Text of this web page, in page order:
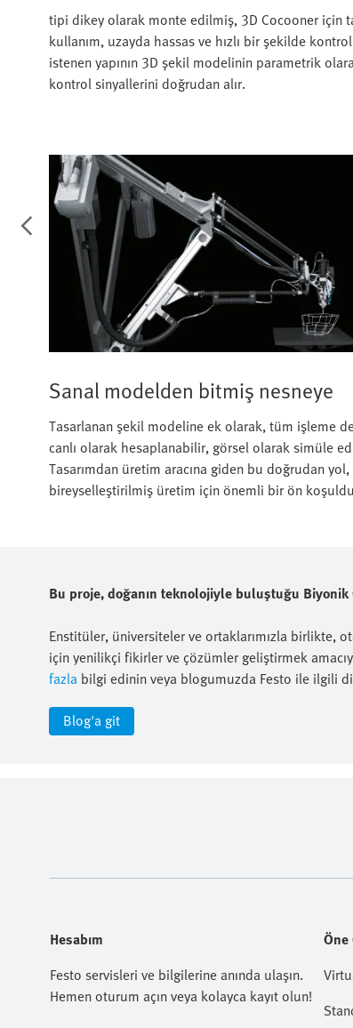
tipi dikey olarak monte edilmiş, 3D Cocooner için
kullanım, uzayda hassas ve hızlı bir şekilde
istenen yapının 3D şekil modelinin parametrik
kontrol sinyallerini doğrudan alır.
Sanal modelden bitmiş nesneye
Tasarlanan şekil modeline ek olarak, tüm işleme
canlı olarak hesaplanabilir, görsel olarak simüle
Tasarımdan üretim aracına giden bu doğrudan
bireyselleştirilmiş üretim için önemli bir ön
Bu proje, doğanın teknolojiyle buluştuğu Biyonik
Enstitüler, üniversiteler ve ortaklarımızla birlikte,
için yenilikçi fikirler ve çözümler geliştirmek
fazla bilgi edinin veya blogumuzda Festo ile ilgili
Blog'a git
Hesabım
Festo servisleri ve bilgilerine anında ulaşın.
Hemen oturum açın veya kolayca kayıt olun!
Öne